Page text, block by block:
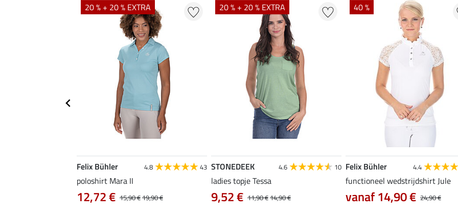
20 % + 20 % EXTRA
Felix Bühler 4.8 43
poloshirt Mara II
15,90 €19,90 €
12,72 €
20 % + 20 % EXTRA
STONEDEEK 4.6 10
ladies topje Tessa
11,90 €14,90 €
9,52 €
40 %
Felix Bühler 4.4
functioneel wedstrijdshirt Jule
24,90 €
vanaf 14,90 €